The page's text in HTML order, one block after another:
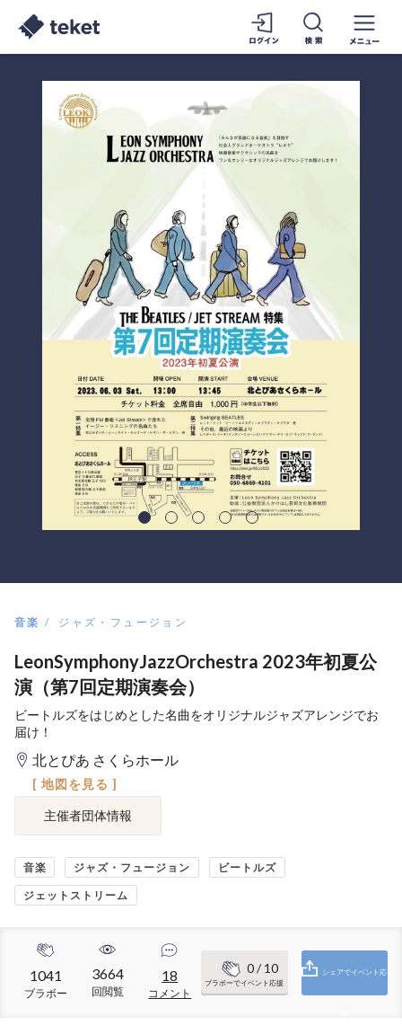
音楽 ジャズ・フュージョン
LeonSymphonyJazzOrchestra 2023年初夏公
演（第7回定期演奏会）
ビートルズをはじめとした名曲をオリジナルジャズアレンジでお
届け！
北とぴあ さくらホール
[ 地図を見る ]
主催者団体情報
音楽 ジャズ・フュージョン ビートルズ
ジェットストリーム
1041
ブラボー
3664
回閲覧
18
コメント
0/ 10
ブラボーでイベント応援
シェアでイベント応